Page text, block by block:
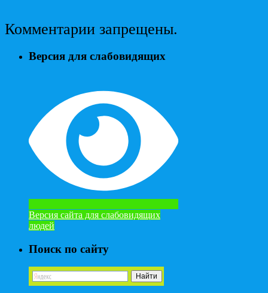
Комментарии запрещены.
Версия для слабовидящих
Версия сайта для слабовидящих
людей
Поиск по сайту